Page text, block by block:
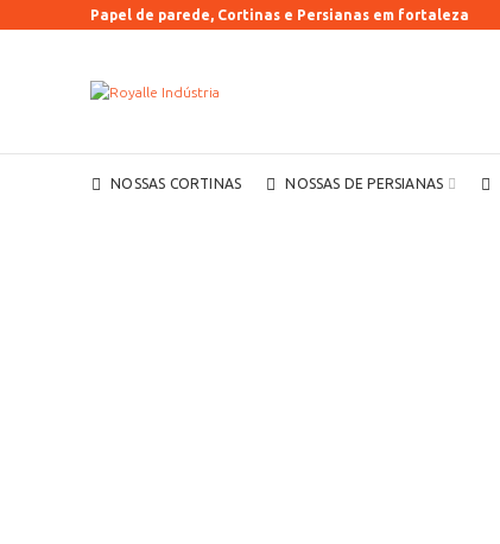
Papel de parede, Cortinas e Persianas em fortaleza
NOSSAS CORTINAS NOSSAS DE PERSIANAS